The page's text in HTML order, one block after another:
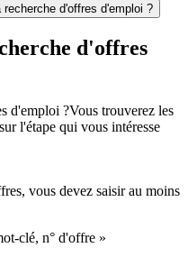
d'offres d'emploi ?
d'offres
d'emploi ?Vous trouverez les
l'étape qui vous intéresse
vous devez saisir au moins
clé, n° d'offre »